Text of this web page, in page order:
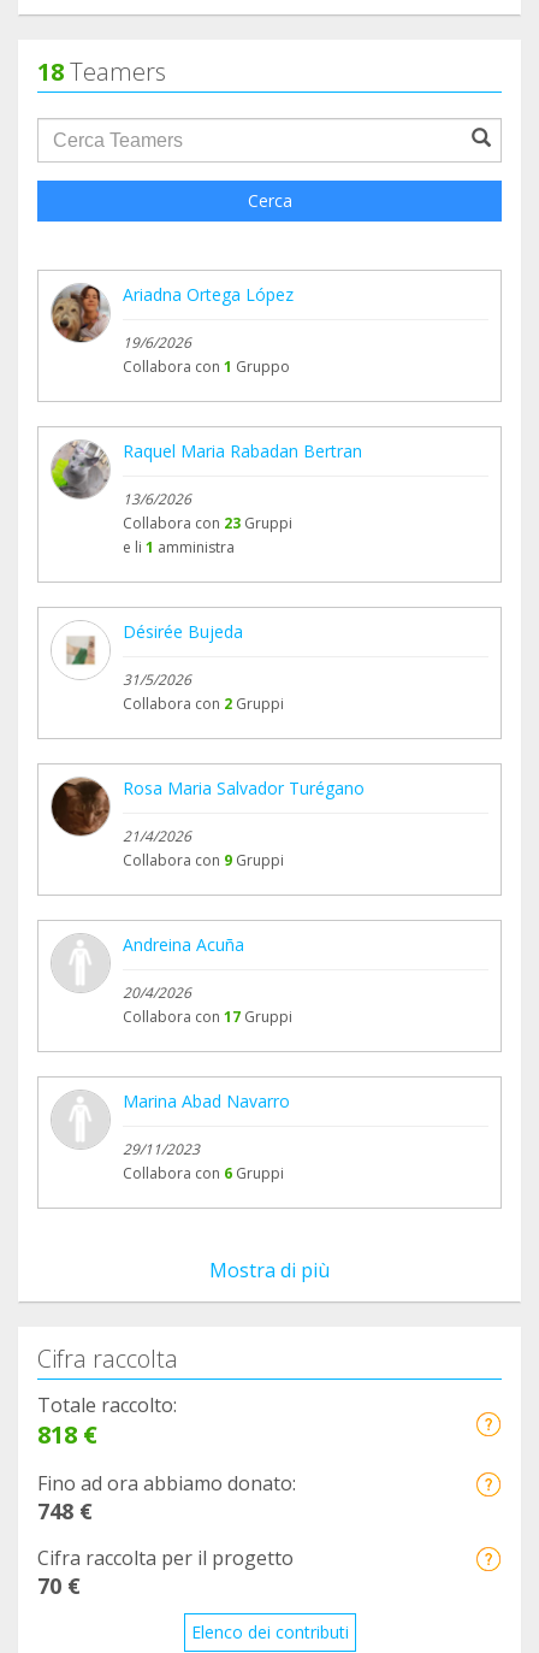
18Teamers
groupProfile.searchForm.search.text???
Cerca
Ariadna Ortega López
19/6/2026
Collabora con 1 Gruppo
Raquel Maria Rabadan Bertran
13/6/2026
Collabora con 23 Gruppi
e li 1 amministra
Désirée Bujeda
31/5/2026
Collabora con 2 Gruppi
Rosa Maria Salvador Turégano
21/4/2026
Collabora con 9 Gruppi
Andreina Acuña
20/4/2026
Collabora con 17 Gruppi
Marina Abad Navarro
29/11/2023
Collabora con 6 Gruppi
Mostra di più
Cifra raccolta
Totale raccolto:
818 €
Fino ad ora abbiamo donato:
748 €
Cifra raccolta per il progetto
70 €
Elenco dei contributi